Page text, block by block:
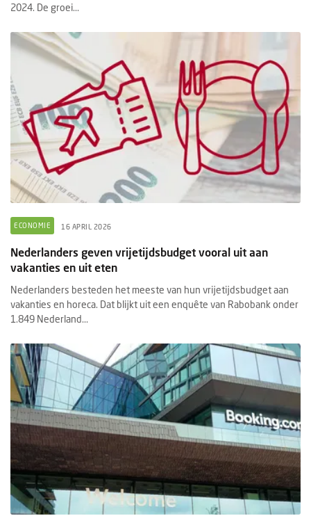
2024. De groei...
ECONOMIE 16 APRIL 2026
Nederlanders geven vrijetijdsbudget vooral uit aan
vakanties en uit eten
Nederlanders besteden het meeste van hun vrijetijdsbudget aan
vakanties en horeca. Dat blijkt uit een enquête van Rabobank onder
1.849 Nederland...